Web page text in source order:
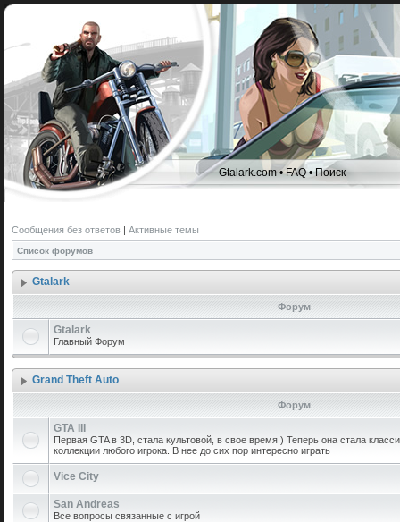
Gtalark.com •FAQ•Поиск
Сообщения без ответов | Активные темы
Список форумов
Gtalark
Форум
Gtalark
Главный Форум
Grand Theft Auto
Форум
GTA III
Первая GTA в 3D, стала культовой, в свое время ) Теперь она стала
коллекции любого игрока. В нее до сих пор интересно играть
Vice City
San Andreas
Все вопросы связанные с игрой